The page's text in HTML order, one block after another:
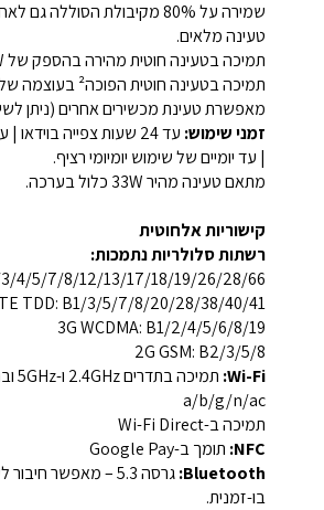
טעינה מלאים.
תמיכה בטעינה חוטית מהירה בהספק של 33W.
מאפשרת טעינת מכשירים אחרים (ניתן
זמני שימוש:
| עד יומיים של שימוש יומיומי רציף.
מתאם טעינה מהיר 33W כלול בערכה.
קישוריות אלחוטית
רשתות סלולריות נתמכות:
3/4/5/7/8/12/13/17/18/19/26/28/66
TDD: B1/3/5/7/8/20/28/38/40/41
3G WCDMA: B1/2/4/5/6/8/19
2G GSM: B2/3/5/8
Wi-Fi:
a/b/g/n/ac
תמיכה ב-Wi-Fi Direct
NFC: תומך ב-Google Pay
Bluetooth:
גרסה 5.3 – מאפשר
בו-זמנית.